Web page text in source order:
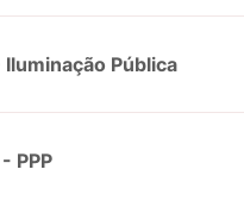
Pública
PPP